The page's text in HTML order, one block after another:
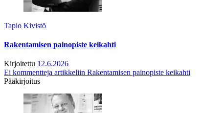
Tapio Kivistö
Rakentamisen painopiste keikahti
Kirjoitettu 12.6.2026
Ei kommentteja artikkeliin Rakentamisen painopiste keikahti
Pääkirjoitus